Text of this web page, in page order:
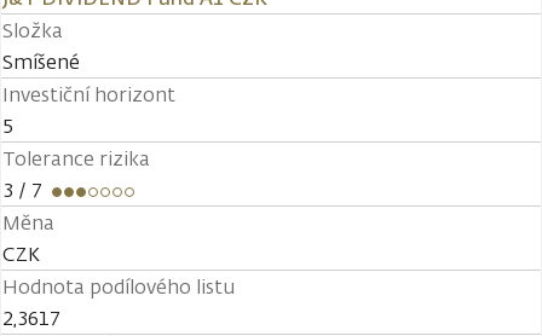
Složka
Smíšené
Investiční horizont
5
Tolerance rizika
3 / 7
Měna
CZK
Hodnota podílového listu
2,3617